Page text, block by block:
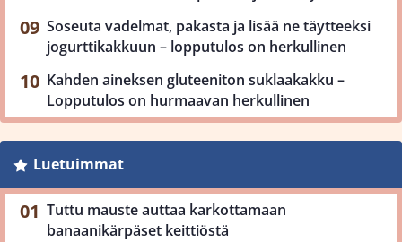
Soseuta vadelmat, pakasta ja lisää ne täytteeksi
jogurttikakkuun – lopputulos on herkullinen
Kahden aineksen gluteeniton suklaakakku –
Lopputulos on hurmaavan herkullinen
Luetuimmat
Tuttu mauste auttaa karkottamaan
banaanikärpäset keittiöstä